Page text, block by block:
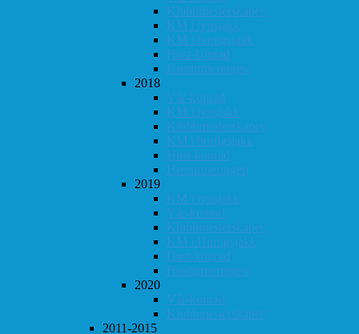
Klubbmesterskapet
KM i lynsjakk
KM i hurtigsjakk
Høst-konrad
Høstturneringen
2018
Vår-konrad
KM i lynsjakk
Klubbmesterskapet
KM i hurtigsjakk
Høst-konrad
Høstturneringen
2019
KM i lynsjakk
Vår-konrad
Klubbmesterskapet
KM i Hurtigsjakk
Høst-konrad
Høstturneringen
2020
Vår-konrad
Klubbmesterskapet
2011-2015